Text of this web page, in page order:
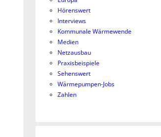
Hörenswert
Interviews
Kommunale Wärmewende
Medien
Netzausbau
Praxisbeispiele
Sehenswert
Wärmepumpen-Jobs
Zahlen